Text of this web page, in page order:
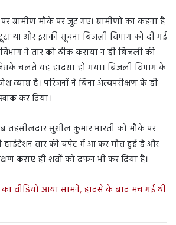
ग्रामीण मौके पर जुट गए। ग्रामीणों का कहना है
था और इसकी सूचना बिजली विभाग को दी गई
ने तार को ठीक कराया न ही बिजली की
चलते यह हादसा हो गया। बिजली विभाग के
व्याप्त है। परिजनों ने बिना अंत्यपरीक्षण के ही
कर दिया।
तहसीलदार सुशील कुमार भारती को मौके पर
हाईटेंशन तार की चपेट में आ कर मौत हुई है और
कराए ही शवों को दफन भी कर दिया है।
वीडियो आया सामने, हादसे के बाद मच गई थी